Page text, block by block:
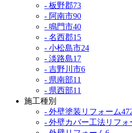
- 板野郡73
- 阿南市90
- 鳴門市40
- 名西郡15
- 小松島市24
- 淡路島17
- 吉野川市6
- 県南部11
- 県西部11
施工種別
- 外壁塗装リフォーム
- 外壁カバー工法リフォ